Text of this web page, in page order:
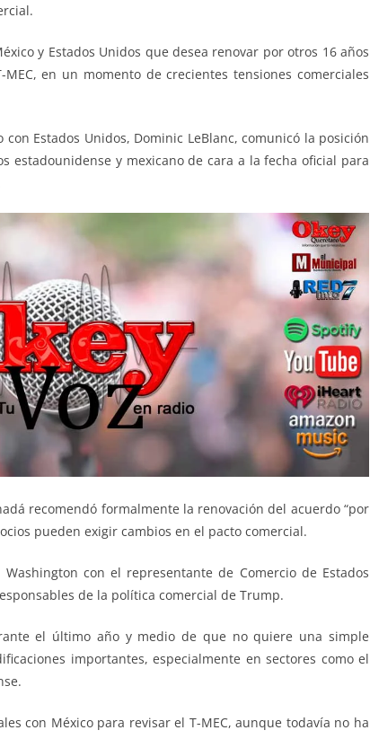
y Estados Unidos que desea renovar por otros 16 años
en un momento de crecientes tensiones comerciales
Estados Unidos, Dominic LeBlanc, comunicó la posición
estadounidense y mexicano de cara a la fecha oficial para
recomendó formalmente la renovación del acuerdo “por
pueden exigir cambios en el pacto comercial.
con el representante de Comercio de Estados
de la política comercial de Trump.
el último año y medio de que no quiere una simple
importantes, especialmente en sectores como el
con México para revisar el T-MEC, aunque todavía no ha